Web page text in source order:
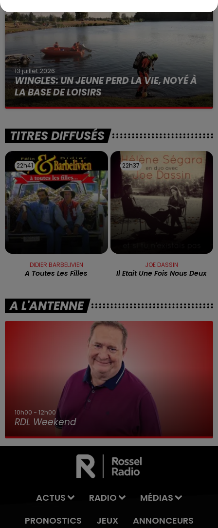
13 juillet 2026
WINGLES: UN JEUNE PERD LA VIE, NOYÉ À
LA BASE DE LOISIRS
La victime a coulé à pic
TITRES DIFFUSÉS
22h41
22h41
DIDIER BARBELIVIEN
A Toutes Les Filles
22h37
22h37
JOE DASSIN
Il Etait Une Fois Nous Deux
A L'ANTENNE
10h00 - 12h00
RDL Weekend
ACTUS RADIO
MÉDIAS
PRONOSTICS
JEUX ANNONCEURS